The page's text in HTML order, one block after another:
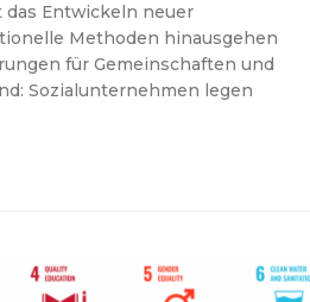
Entwickeln neuer
Methoden hinausgehen
für Gemeinschaften und
Sozialunternehmen legen